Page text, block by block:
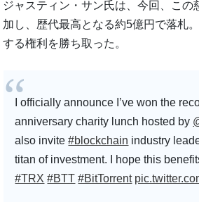
ジャスティン・サン氏は、今回、この
加し、歴代最高となる約5億円で落札
する権利を勝ち取った。
I officially announce I’ve won the
anniversary charity lunch hosted by
also invite#blockchain industry
titan of investment. I hope this
#TRX #BTT #BitTorrent